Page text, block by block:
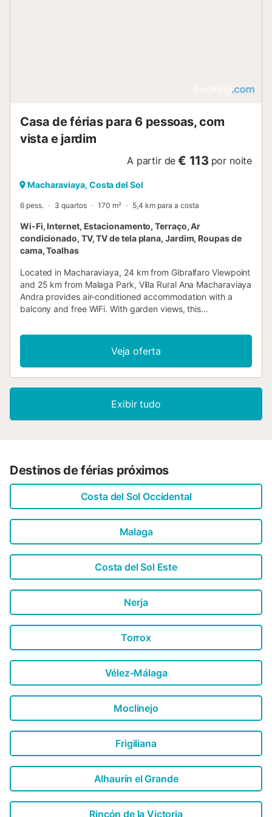
Casa de férias para 6 pessoas, com
vista e jardim
A partir de € 113 por noite
Macharaviaya, Costa del Sol
6 pess. 3 quartos 170 m² 5,4 km para a costa
Wi-Fi, Internet, Estacionamento, Terraço, Ar
condicionado, TV, TV de tela plana, Jardim, Roupas de
cama, Toalhas
Located in Macharaviaya, 24 km from Gibralfaro Viewpoint
and 25 km from Malaga Park, Villa Rural Ana Macharaviaya
Andra provides air-conditioned accommodation with a
balcony and free WiFi. With garden views, this
Veja oferta
Exibir tudo
Destinos de férias próximos
Costa del Sol Occidental
Malaga
Costa del Sol Este
Nerja
Torrox
Vélez-Málaga
Moclinejo
Frigiliana
Alhaurín el Grande
Rincón de la Victoria